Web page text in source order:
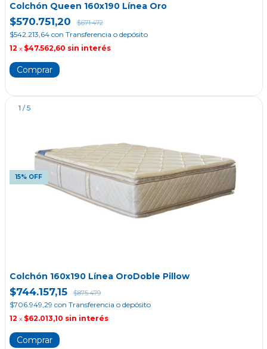
Colchón Queen 160x190 Línea Oro
$570.751,20 $671.472
$542.213,64 con Transferencia o depósito
12 x $47.562,60 sin interés
1 /5
15% OFF
Colchón 160x190 Línea OroDoble Pillow
$744.157,15 $875.479
$706.949,29 con Transferencia o depósito
12 x $62.013,10 sin interés